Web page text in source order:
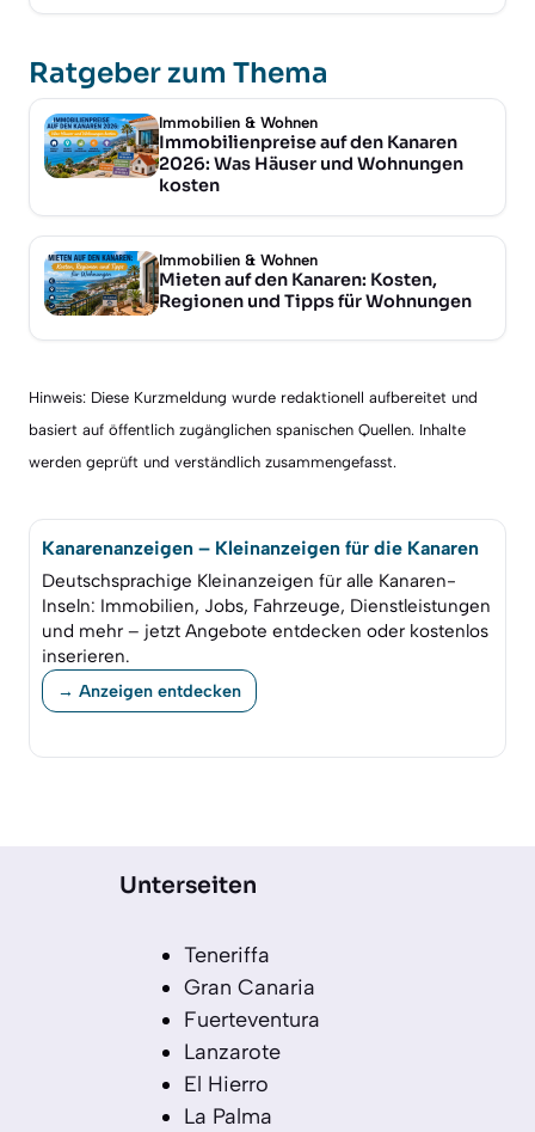
Ratgeber zum Thema
Immobilien & Wohnen
Immobilienpreise auf den Kanaren
2026: Was Häuser und Wohnungen
kosten
Immobilien & Wohnen
Mieten auf den Kanaren: Kosten,
Regionen und Tipps für Wohnungen
Hinweis: Diese Kurzmeldung wurde redaktionell aufbereitet und
basiert auf öffentlich zugänglichen spanischen Quellen. Inhalte
werden geprüft und verständlich zusammengefasst.
Kanarenanzeigen – Kleinanzeigen für die Kanaren
Deutschsprachige Kleinanzeigen für alle Kanaren-
Inseln: Immobilien, Jobs, Fahrzeuge, Dienstleistungen
und mehr – jetzt Angebote entdecken oder kostenlos
inserieren.
→ Anzeigen entdecken
Unterseiten
Teneriffa
Gran Canaria
Fuerteventura
Lanzarote
El Hierro
La Palma